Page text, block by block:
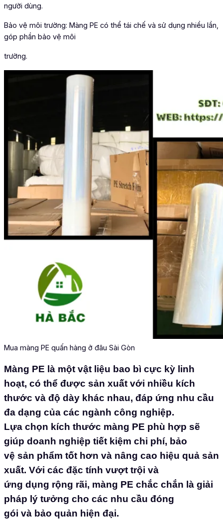
người dùng.
Bảo vệ môi trường: Màng PE có thể tái chế và sử dụng nhiều lần,
góp phần bảo vệ môi
trường.
Mua màng PE quấn hàng ở đâu Sài Gòn
Màng PE là một vật liệu bao bì cực kỳ linh
hoạt, có thể được sản xuất với nhiều kích
thước và độ dày khác nhau, đáp ứng nhu cầu
đa dạng của các ngành công nghiệp.
Lựa chọn kích thước màng PE phù hợp sẽ
giúp doanh nghiệp tiết kiệm chi phí, bảo
vệ sản phẩm tốt hơn và nâng cao hiệu quả sản
xuất. Với các đặc tính vượt trội và
ứng dụng rộng rãi, màng PE chắc chắn là giải
pháp lý tưởng cho các nhu cầu đóng
gói và bảo quản hiện đại.